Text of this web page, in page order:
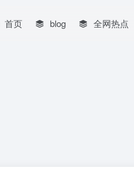
首页 blog 全网热点